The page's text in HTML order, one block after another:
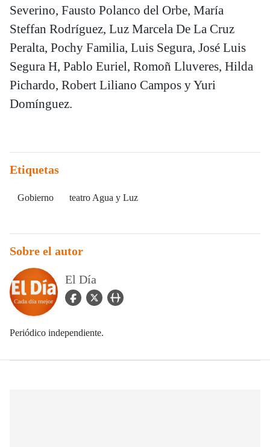
Severino, Fausto Polanco del Orbe, María
Steffan Rodríguez, Luz Marcela De La Cruz
Peralta, Pochy Familia, Luis Segura, José Luis
Segura H, Pablo Euriel, Romoñ Lluveres, Hilda
Pichardo, Robert Liliano Campos y Yuri
Domínguez.
Etiquetas
Gobierno teatro Agua y Luz
Sobre el autor
El Día
facebook Icon
twitter Iconuser_url Icon
Periódico independiente.